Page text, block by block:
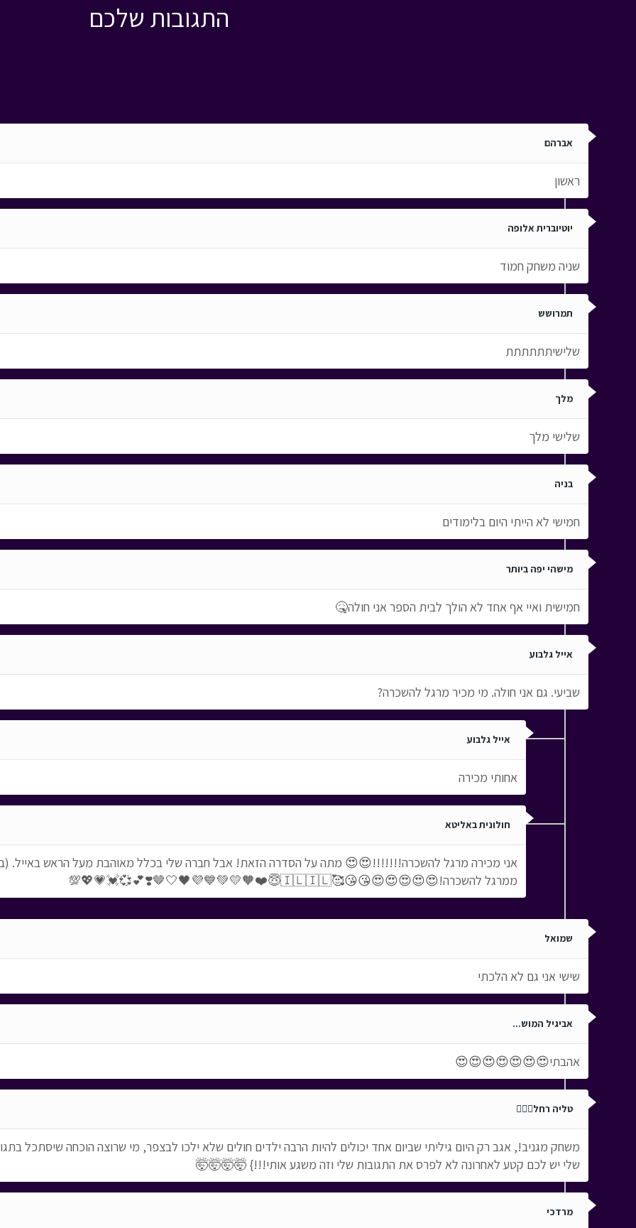
התגובות שלכם
אברהם
ראשון
יוטיוברית אלופה
שניה משחק חמוד
תמרושש
שלישיתתתתתת
מלך
שלישי מלך
בניה
חמישי לא הייתי היום בלימודים
מישהי יפה ביותר
חמישית ואיי אף אחד לא הולך לבית הספר אני חולה🤒
אייל גלבוע
שביעי. גם אני חולה. מי מכיר מרגל להשכרה?
אייל גלבוע
אחותי מכירה
חולונית באליטא
אני מכירה מרגל להשכרה!!!!!!!😍😍 מתה על הסדרה הזאת! אבל חברה שלי בכלל מאוהבת מעל הראש באייל.
ממרגל להשכרה!😍😍😍😍😍😘😘🥰🇮🇱🇮🇱😇❤️🧡💛💚💙💜🖤🤍🤎❣️💕💞💓💗💖💯
שמואל
שישי אני גם לא הלכתי
אביגיל המוש...
אהבתי😍😍😍😍😍😍😍
טליה רחל❤️‍🔥🐇
משחק מגניב!, אגב רק היום גיליתי שביום אחד יכולים להיות הרבה ילדים חולים שלא ילכו לבצפר, מי שרוצה הוכחה שיסתכל
שלי יש לכם קטע לאחרונה לא לפרס את התגובות שלי וזה משגע אותי!!!} 🤯🤯🤯🤯
מרדכי